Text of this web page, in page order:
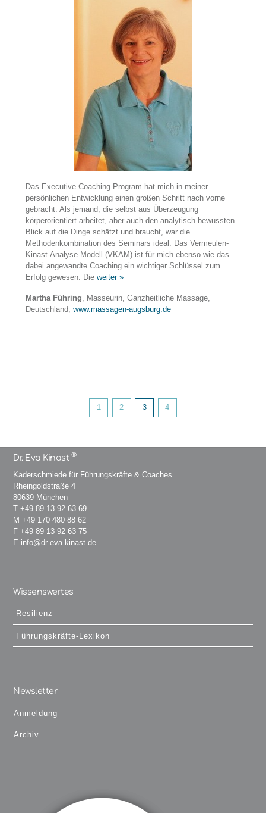
Das Executive Coaching Program hat mich in meiner
persönlichen Entwicklung einen großen Schritt nach vorne
gebracht. Als jemand, die selbst aus Überzeugung
körperorientiert arbeitet, aber auch den analytisch-bewussten
Blick auf die Dinge schätzt und braucht, war die
Methodenkombination des Seminars ideal. Das Vermeulen-
Kinast-Analyse-Modell (VKAM) ist für mich ebenso wie das
dabei angewandte Coaching ein wichtiger Schlüssel zum
Erfolg gewesen. Dieweiter »
Martha Führing, Masseurin, Ganzheitliche Massage,
Deutschland, www.massagen-augsburg.de
1 2 3 4
Dr. Eva Kinast ®
Kaderschmiede für Führungskräfte & Coaches
Rheingoldstraße 4
80639 München
T+49 89 13 92 63 69
M+49 170 480 88 62
F +49 89 13 92 63 75
E info@dr-eva-kinast.de
Wissenswertes
Resilienz
Führungskräfte-Lexikon
Newsletter
Anmeldung
Archiv